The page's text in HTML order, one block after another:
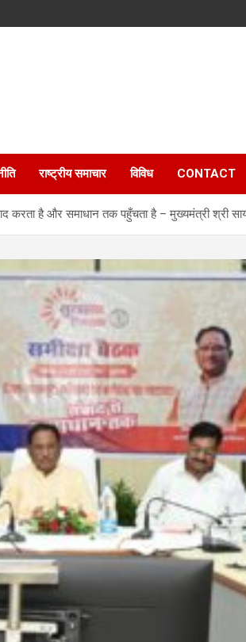
राष्ट्रीय समाचार विविध CONTACT
करता है और समाधान तक पहुँचता है – मुख्यमंत्री श्री